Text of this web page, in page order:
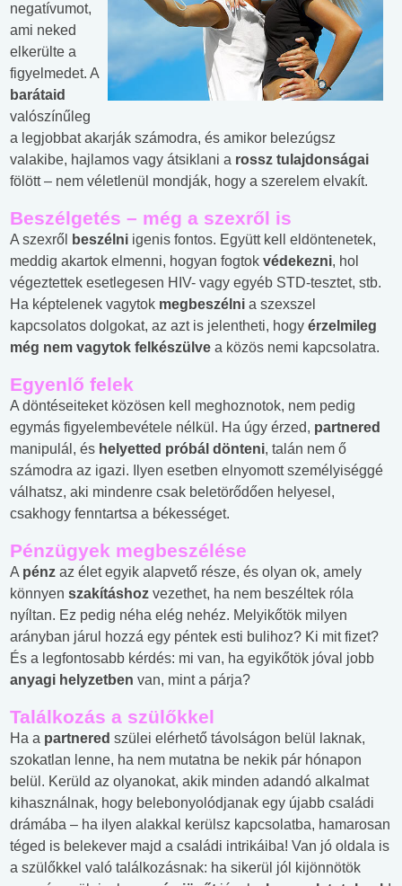
negatívumot,
ami neked
elkerülte a
figyelmedet. A
barátaid
valószínűleg
a legjobbat akarják számodra, és amikor belezúgsz
valakibe, hajlamos vagy átsiklani a rossz tulajdonságai
fölött – nem véletlenül mondják, hogy a szerelem elvakít.
Beszélgetés – még a szexről is
A szexről beszélni igenis fontos. Együtt kell eldöntenetek,
meddig akartok elmenni, hogyan fogtok védekezni, hol
végeztettek esetlegesen HIV- vagy egyéb STD-tesztet, stb.
Ha képtelenek vagytok megbeszélni a szexszel
kapcsolatos dolgokat, az azt is jelentheti, hogy érzelmileg
még nem vagytok felkészülve a közös nemi kapcsolatra.
Egyenlő felek
A döntéseiteket közösen kell meghoznotok, nem pedig
egymás figyelembevétele nélkül. Ha úgy érzed, partnered
manipulál, és helyetted próbál dönteni, talán nem ő
számodra az igazi. Ilyen esetben elnyomott személyiséggé
válhatsz, aki mindenre csak beletörődően helyesel,
csakhogy fenntartsa a békességet.
Pénzügyek megbeszélése
A pénz az élet egyik alapvető része, és olyan ok, amely
könnyen szakításhoz vezethet, ha nem beszéltek róla
nyíltan. Ez pedig néha elég nehéz. Melyikőtök milyen
arányban járul hozzá egy péntek esti bulihoz? Ki mit fizet?
És a legfontosabb kérdés: mi van, ha egyikőtök jóval jobb
anyagi helyzetben van, mint a párja?
Találkozás a szülőkkel
Ha a partnered szülei elérhető távolságon belül laknak,
szokatlan lenne, ha nem mutatna be nekik pár hónapon
belül. Kerüld az olyanokat, akik minden adandó alkalmat
kihasználnak, hogy belebonyolódjanak egy újabb családi
drámába – ha ilyen alakkal kerülsz kapcsolatba, hamarosan
téged is belekever majd a családi intrikáiba! Van jó oldala is
a szülőkkel való találkozásnak: ha sikerül jól kijönnötök